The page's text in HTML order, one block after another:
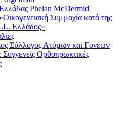
Phelan McDermid
Συμμαχία κατά της
Ελλάδος»
Σύλλογος Ατόμων και Γονέων
Ορθοπρωκτικές